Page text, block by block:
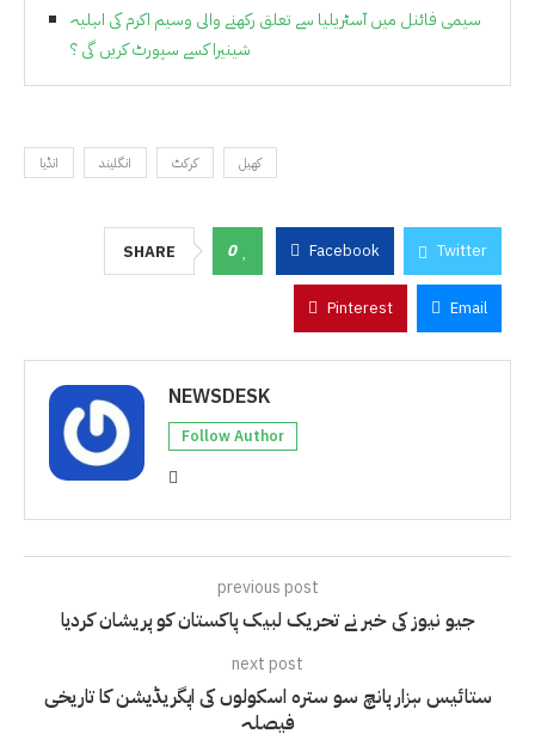
سیمی فائنل میں آسٹریلیا سے تعلق رکھنے والی وسیم اکرم کی اہلیہ
شینیرا کسے سپورٹ کریں گی ؟
انڈیا انگلیند کرکٹ کھیل
SHARE 0 Facebook Twitter
Pinterest Email
NEWSDESK
Follow Author
previous post
جیو نیوز کی خبر نے تحریک لبیک پاکستان کو پریشان کردیا
next post
ستائیس ہزار پانچ سو سترہ اسکولوں کی اپگریڈیشن کا تاریخی
فیصلہ